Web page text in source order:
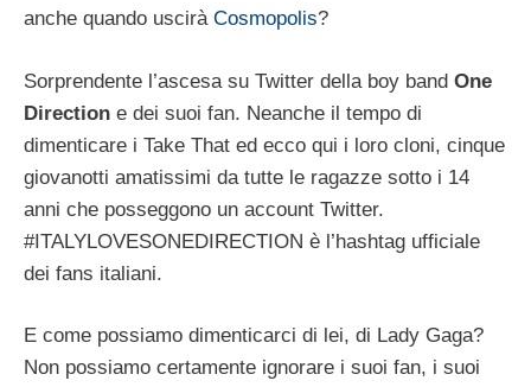
anche quando uscirà Cosmopolis?
Sorprendente l’ascesa su Twitter della boy band One
Direction e dei suoi fan. Neanche il tempo di
dimenticare i Take That ed ecco qui i loro cloni, cinque
giovanotti amatissimi da tutte le ragazze sotto i 14
anni che posseggono un account Twitter.
#ITALYLOVESONEDIRECTION è l’hashtag ufficiale
dei fans italiani.
E come possiamo dimenticarci di lei, di Lady Gaga?
Non possiamo certamente ignorare i suoi fan, i suoi